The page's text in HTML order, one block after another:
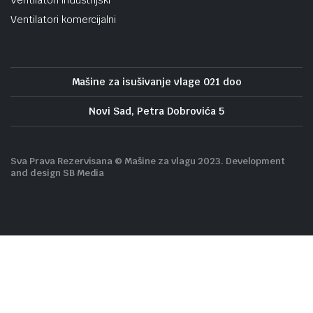
Ventilatori komercijalni
Mašine za isušivanje vlage 021 doo
Novi Sad, Petra Dobrovića 5
Sva Prava Rezervisana © Mašine za vlagu 2023. Development
and design SB Media